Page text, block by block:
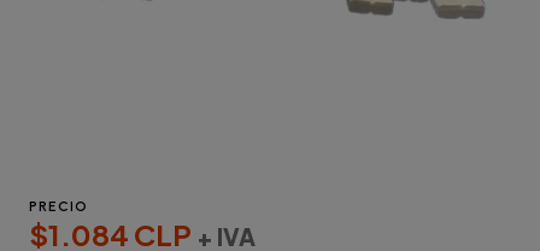
PRECIO
$1.084 CLP + IVA